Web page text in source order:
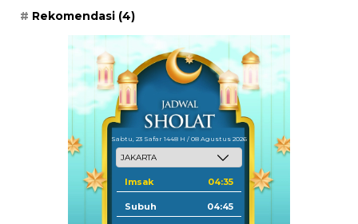
Rekomendasi (4)
Sabtu, 23 Safar 1448 H / 08 Agustus 2026
Imsak 04:35
Subuh 04:45